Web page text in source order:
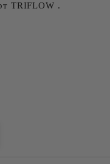
TRIFLOW .